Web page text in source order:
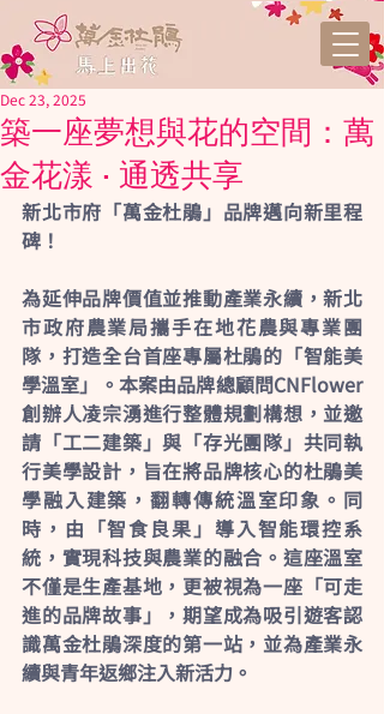
築一座夢想與花的空間：萬
金花漾 · 通透共享
Dec 23, 2025
新北市府「萬金杜鵑」品牌邁向新里程
碑！
為延伸品牌價值並推動產業永續，新北
市政府農業局攜手在地花農與專業團
隊，打造全台首座專屬杜鵑的「智能美
學溫室」。本案由品牌總顧問CNFlower
創辦人凌宗湧進行整體規劃構想，並邀
請「工二建築」與「存光團隊」共同執
行美學設計，旨在將品牌核心的杜鵑美
學融入建築，翻轉傳統溫室印象。同
時，由「智食良果」導入智能環控系
統，實現科技與農業的融合。這座溫室
不僅是生產基地，更被視為一座「可走
進的品牌故事」，期望成為吸引遊客認
識萬金杜鵑深度的第一站，並為產業永
續與青年返鄉注入新活力。